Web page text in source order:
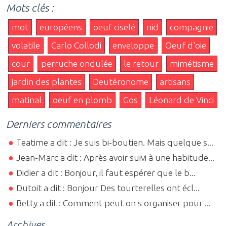
Mots clés :
mot européens oeuf ciselé nid
compagnie
volatile
Carlo Collodi enveloppe
Oeuf d'oie
cour
perruche ondulée le retour
mimétisme
jardin des plantes
Deutéronome
artisans
matinal
oeuf en plomb Gos Léonard de Vinci
Derniers commentaires
Teatime a dit : Je suis bi-boutien. Mais quelque s...
Jean-Marc a dit : Après avoir suivi à une habitude...
Didier a dit : Bonjour, il faut espérer que le b...
Dutoit a dit : Bonjour Des tourterelles ont écl...
Betty a dit : Comment peut on s organiser pour ...